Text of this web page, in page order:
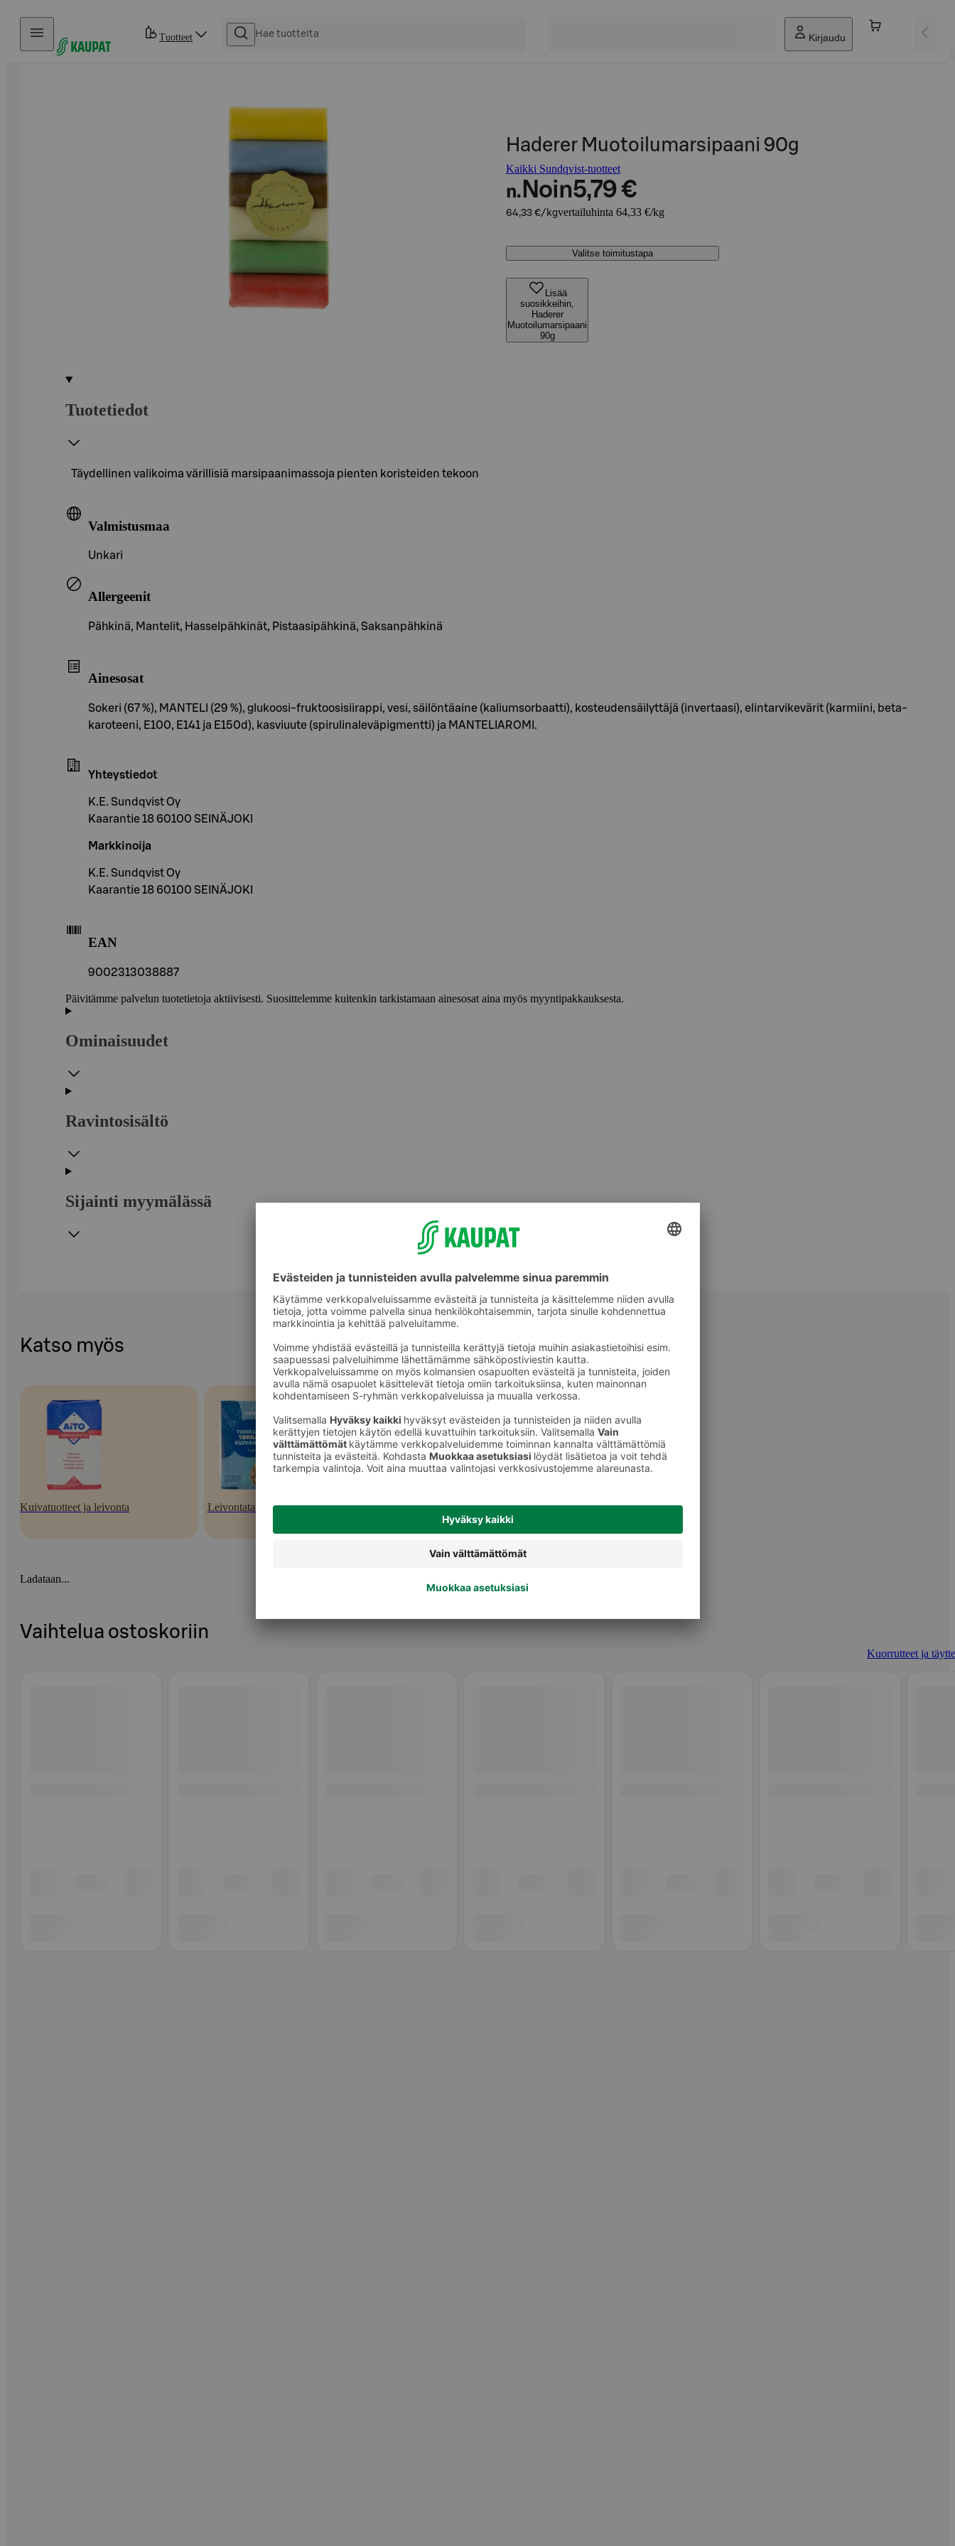
Hyppää sisältöön
Tuotteet Kirjaudu
Haderer Muotoilumarsipaani 90g
Kaikki Sundqvist-tuotteet
n. Noin5,79 €
64,33 €/kgvertailuhinta 64,33 €/kg
Valitse toimitustapa
Lisää
suosikkeihin,
Haderer
Muotoilumarsipaani
90g
Tuotetiedot
Täydellinen valikoima värillisiä marsipaanimassoja pienten koristeiden tekoon
Valmistusmaa
Unkari
Allergeenit
Pähkinä, Mantelit, Hasselpähkinät, Pistaasipähkinä, Saksanpähkinä
Ainesosat
Sokeri (67 %), MANTELI (29 %), glukoosi-fruktoosisiirappi, vesi, säilöntäaine (kaliumsorbaatti), kosteudensäilyttäjä (invertaasi), elintarvikevärit (karmiini, beta-
karoteeni, E100, E141 ja E150d), kasviuute (spirulinaleväpigmentti) ja MANTELIAROMI.
Yhteystiedot
K.E. Sundqvist Oy
Kaarantie 18 60100 SEINÄJOKI
Markkinoija
K.E. Sundqvist Oy
Kaarantie 18 60100 SEINÄJOKI
EAN
9002313038887
Päivitämme palvelun tuotetietoja aktiivisesti. Suosittelemme kuitenkin tarkistamaan ainesosat aina myös myyntipakkauksesta.
Ominaisuudet
Ravintosisältö
Sijainti myymälässä
Katso myös
Kuivatuotteet ja leivonta Leivontatarvikkeet Kuorrutteet ja täytteet
Ladataan...
Vaihtelua ostoskoriin
Kuorrutteet ja